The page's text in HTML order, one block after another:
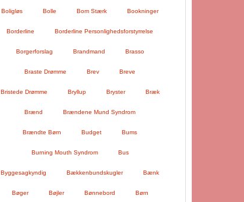
Boligløs Bolle Bom Stærk Bookninger
Borderline Borderline Personlighedsforstyrrelse
Borgerforslag Brandmand Brasso
Braste Drømme Brev Breve
Bristede Drømme Bryllup Bryster Bræk
Brænd Brændene Mund Syndrom
Brændte Børn Budget Bums
Burning Mouth Syndrom Bus
Byggesagkyndig Bækkenbundskugler Bænk
Bøger Bøjler Bønnebord Børn